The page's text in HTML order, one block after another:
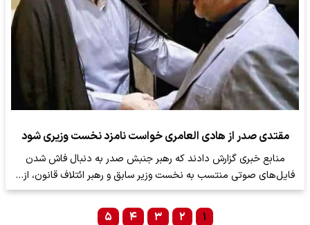
مقتدی صدر از هادی العامری خواست نامزد نخست وزیری شود
منابع خبری گزارش دادند که رهبر جنبش صدر به دنبال فاش شدن
فایل‌های صوتی منتسب به نخست وزیر سابق و رهبر ائتلاف قانون، از…
۱ ۲ ۳ ۴ ۵